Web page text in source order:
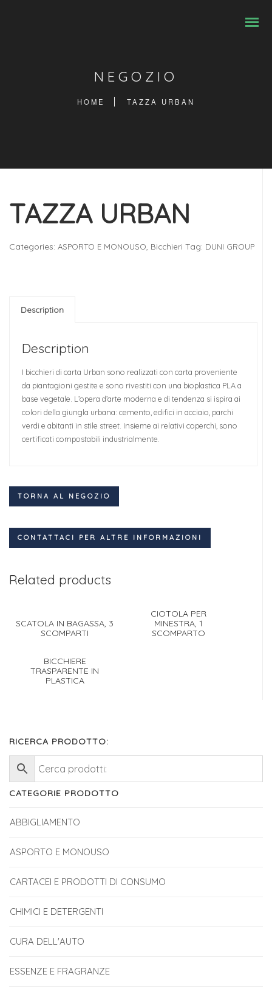
NEGOZIO
HOME TAZZA URBAN
TAZZA URBAN
Categories: ASPORTO E MONOUSO, Bicchieri Tag: DUNI GROUP
Description
Description
I bicchieri di carta Urban sono realizzati con carta proveniente
da piantagioni gestite e sono rivestiti con una bioplastica PLA a
base vegetale. L’opera d’arte moderna e di tendenza si ispira ai
colori della giungla urbana: cemento, edifici in acciaio, parchi
verdi e abitanti in stile street. Insieme ai relativi coperchi, sono
certificati compostabili industrialmente.
TORNA AL NEGOZIO
CONTATTACI PER ALTRE INFORMAZIONI
Related products
SCATOLA IN BAGASSA, 3
SCOMPARTI
CIOTOLA PER
MINESTRA, 1
SCOMPARTO
BICCHIERE
TRASPARENTE IN
PLASTICA
RICERCA PRODOTTO:
CATEGORIE PRODOTTO
ABBIGLIAMENTO
ASPORTO E MONOUSO
CARTACEI E PRODOTTI DI CONSUMO
CHIMICI E DETERGENTI
CURA DELL'AUTO
ESSENZE E FRAGRANZE